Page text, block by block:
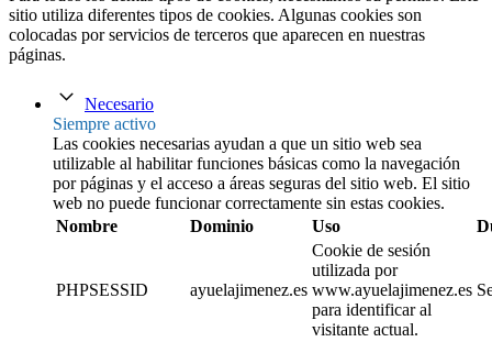
sitio utiliza diferentes tipos de cookies. Algunas cookies son
colocadas por servicios de terceros que aparecen en nuestras
páginas.
Necesario
Siempre activo
Las cookies necesarias ayudan a que un sitio web sea
utilizable al habilitar funciones básicas como la navegación
por páginas y el acceso a áreas seguras del sitio web. El sitio
web no puede funcionar correctamente sin estas cookies.
Nombre
Dominio Uso
PHPSESSID ayuelajimenez.es
Cookie de sesión
utilizada por
www.ayuelajimenez.es
para identificar al
visitante actual.